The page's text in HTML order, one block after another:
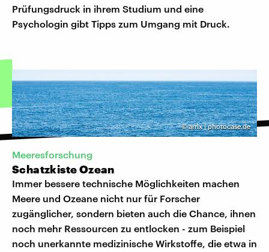
Prüfungsdruck in ihrem Studium und eine
Psychologin gibt Tipps zum Umgang mit Druck.
©arrlx | photocase.de
Meeresforschung
Schatzkiste Ozean
Immer bessere technische Möglichkeiten machen
Meere und Ozeane nicht nur für Forscher
zugänglicher, sondern bieten auch die Chance, ihnen
noch mehr Ressourcen zu entlocken - zum Beispiel
noch unerkannte medizinische Wirkstoffe, die etwa in